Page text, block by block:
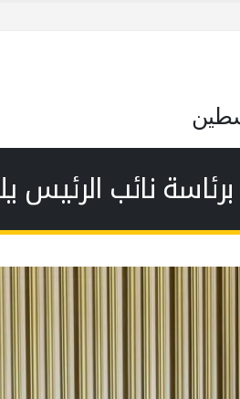
نائب الرئيس